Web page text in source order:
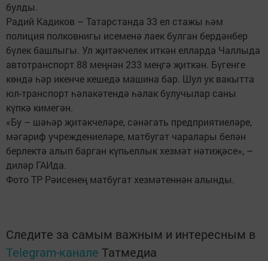
булды.
Радий Кадиков – Татарстанда 33 ел стажы һәм
полиция полковнигы исеменә лаек булган бердәнбер
бүлек башлыгы. Ул җитәкчелек иткән елларда Чаллыда
автотранспорт 88 меңнән 233 меңгә җиткән. Бүгенге
көндә һәр икенче кешедә машина бар. Шул ук вакытта
юл-транспорт һәлакәтендә һәлак булучылар саны
күпкә кимегән.
«Бу – шәһәр җитәкчеләре, сәнәгать предприятиеләре,
мәгариф учреждениеләре, матбугат чаралары белән
берлектә алып барган күпьеллык хезмәт нәтиҗәсе», –
диләр ГАИда.
Фото ТР Рәисенең матбугат хезмәтеннән алынды.
Следите за самым важным и интересным в
Telegram-канале Татмедиа